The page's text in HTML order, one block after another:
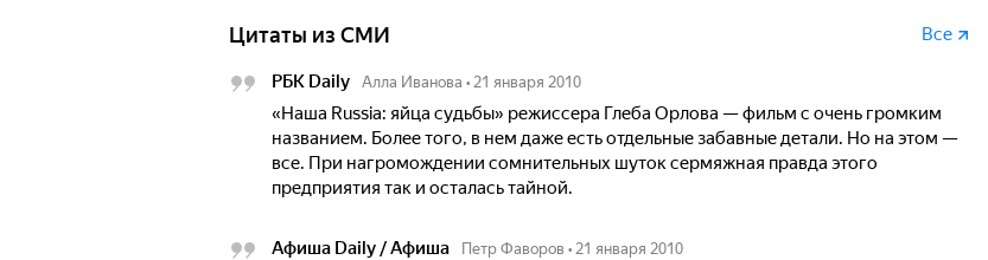
Цитаты из СМИ Все
РБК Daily Алла Иванова • 21 января 2010
«Наша Russia: яйца судьбы» режиссера Глеба Орлова — фильм с очень громким
названием. Более того, в нем даже есть отдельные забавные детали. Но на этом —
все. При нагромождении сомнительных шуток сермяжная правда этого
предприятия так и осталась тайной.
Афиша Daily / Афиша Петр Фаворов • 21 января 2010